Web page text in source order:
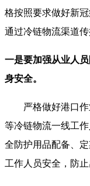
格按照要求做好新
通过冷链物流渠道传
一是要加强从业人
身安全。
严格做好港口
等冷链物流一线工
全防护用品配备、
工作人员安全，防止